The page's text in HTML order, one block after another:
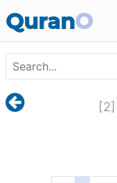
QuranO
[2]